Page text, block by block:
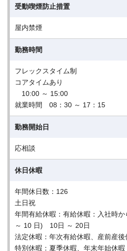
受動喫煙防止措置
屋内禁煙
勤務時間
フレックスタイム制
コアタイムあり
10:00 ～ 15:00
就業時間 08：30 ～ 17：15
勤務開始日
応相談
休日休暇
年間休日数：126
土日祝
年間有給休暇：有給休暇：入社時
～ 10 日) 10日 ～ 20日
法定休暇：年次有給休暇、産前産後
特別休暇：夏季休暇、年末年始休暇